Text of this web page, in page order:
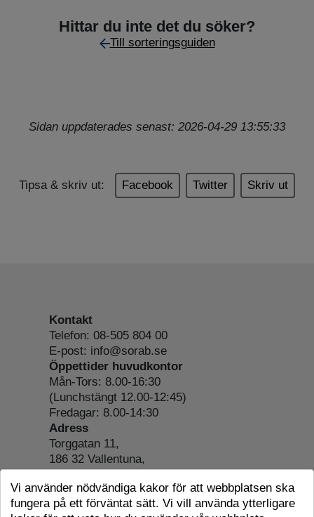
Hittar du inte det du söker?
Till sorteringsguiden
Sidan uppdaterades senast: 2026-04-29 13:55:33
Tipsa & skriv ut: Facebook Twitter Skriv ut
Kontakt
Telefon: 08-505 804 00
E-post: info@sorab.se
Öppettider huvudkontor
Mån-Tors: 8.00-16:30
(Lunchstängt 12.00-12:45)
Fredagar: 8.00-14:30
Adress
Torggatan 11,
186 32 Vallentuna,
Org.nr: 556197-4022
Om webbplatsen
Tillgänglighetsredogörelse
Vi använder nödvändiga kakor för att webbplatsen ska
fungera på ett förväntat sätt. Vi vill använda ytterligare